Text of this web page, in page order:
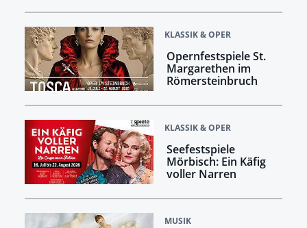
KLASSIK & OPER
Opernfestspiele St.
Margarethen im
Römersteinbruch
KLASSIK & OPER
Seefestspiele
Mörbisch: Ein Käfig
voller Narren
MUSIK